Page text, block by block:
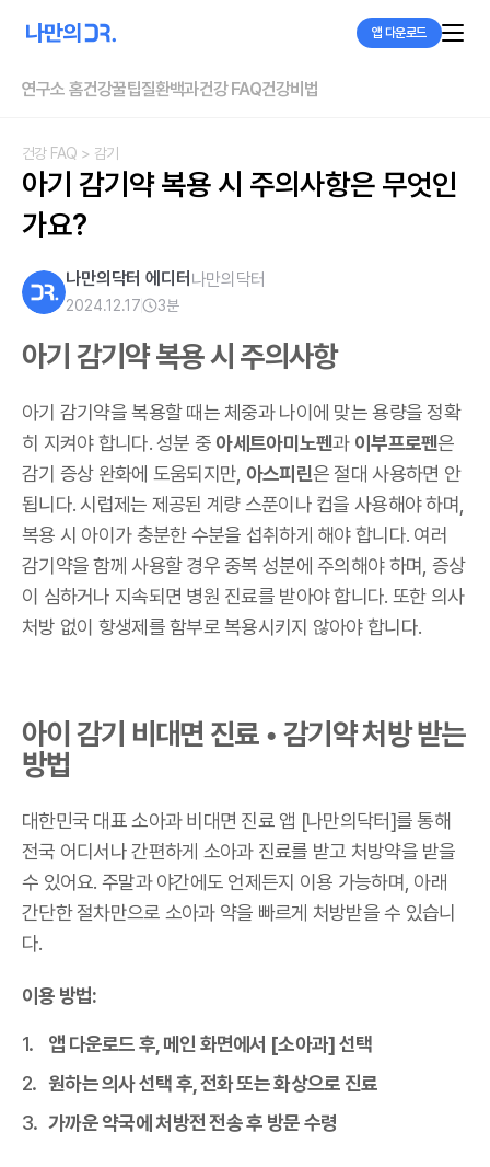
앱 다운로드
연구소 홈건강꿀팁질환백과건강 FAQ건강비법
건강 FAQ > 감기
아기 감기약 복용 시 주의사항은 무엇인
가요?
나만의닥터 에디터 나만의닥터
2024.12.17 3분
아기 감기약 복용 시 주의사항
아기 감기약을 복용할 때는 체중과 나이에 맞는 용량을 정확
히 지켜야 합니다. 성분 중 아세트아미노펜과 이부프로펜은
감기 증상 완화에 도움되지만, 아스피린은 절대 사용하면 안
됩니다. 시럽제는 제공된 계량 스푼이나 컵을 사용해야 하며,
복용 시 아이가 충분한 수분을 섭취하게 해야 합니다. 여러
감기약을 함께 사용할 경우 중복 성분에 주의해야 하며, 증상
이 심하거나 지속되면 병원 진료를 받아야 합니다. 또한 의사
처방 없이 항생제를 함부로 복용시키지 않아야 합니다.
아이 감기 비대면 진료 • 감기약 처방 받는
방법
대한민국 대표 소아과 비대면 진료 앱 [나만의닥터]를 통해
전국 어디서나 간편하게 소아과 진료를 받고 처방약을 받을
수 있어요. 주말과 야간에도 언제든지 이용 가능하며, 아래
간단한 절차만으로 소아과 약을 빠르게 처방받을 수 있습니
다.
이용 방법:
앱 다운로드 후, 메인 화면에서 [소아과] 선택
원하는 의사 선택 후, 전화 또는 화상으로 진료
가까운 약국에 처방전 전송 후 방문 수령